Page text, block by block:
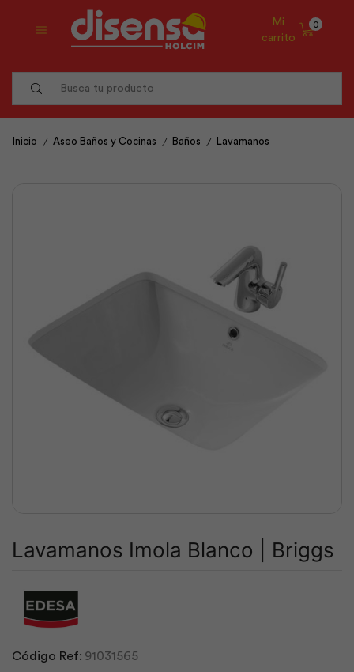
Mi
carrito
0
Inicio / Aseo Baños y Cocinas / Baños / Lavamanos
Lavamanos Imola Blanco | Briggs
Código Ref: 91031565